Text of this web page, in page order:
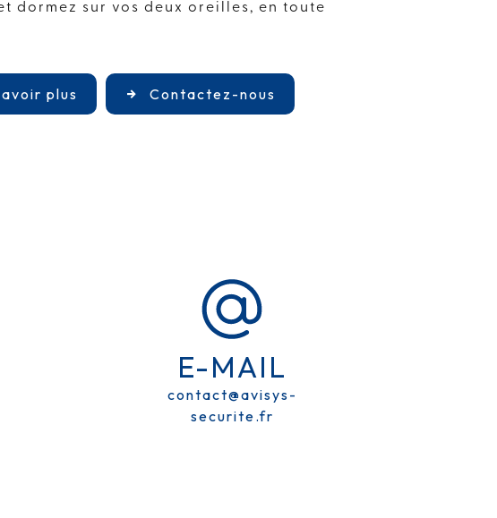
dormez sur vos deux oreilles, en toute
plus Contactez-nous
E-MAIL
contact@avisys-
securite.fr